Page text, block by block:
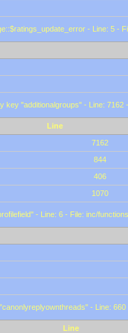
- Line: 5 -
key "additionalgroups" - Line: 7162
Line
7162
844
406
1070
- Line: 6 - File: inc/
- Line:
Line